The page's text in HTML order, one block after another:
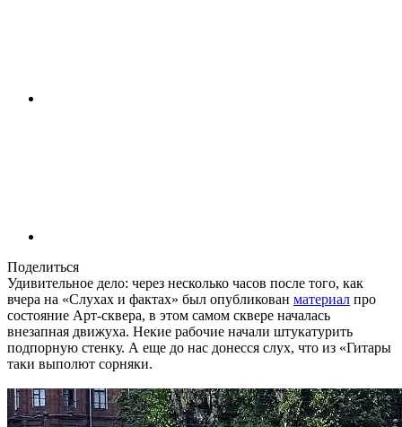
Поделиться
Удивительное дело: через несколько часов после того, как
вчера на «Слухах и фактах» был опубликован материал про
состояние Арт-сквера, в этом самом сквере началась
внезапная движуха. Некие рабочие начали штукатурить
подпорную стенку. А еще до нас донесся слух, что из «Гитары
таки выполют сорняки.